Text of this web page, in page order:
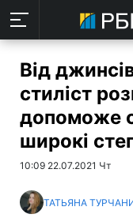
Від
стиліст
допоможе
широкі
10:09 22.07.2021 Чт
ТАТЬЯНА